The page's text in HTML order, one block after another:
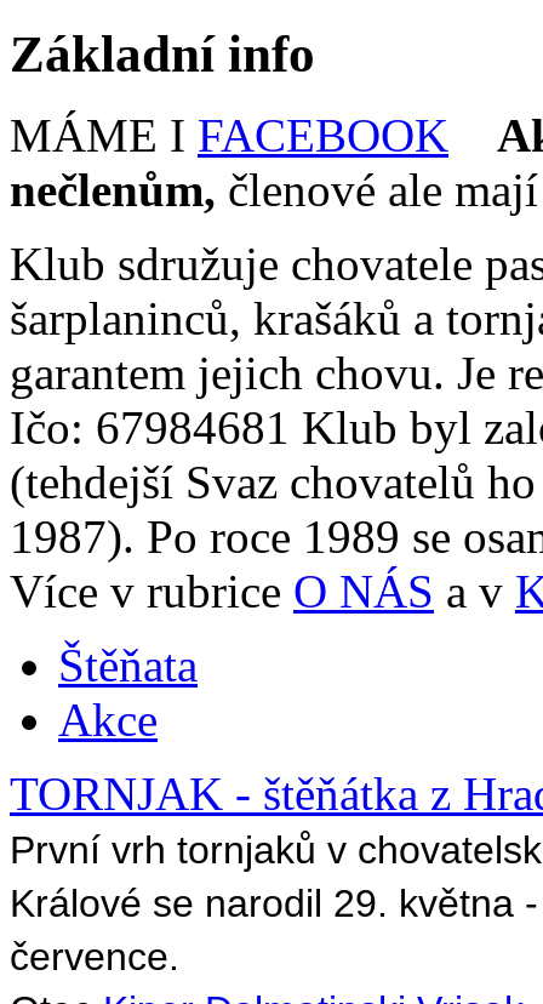
Základní info
MÁME I FACEBOOK
nečlenům, členové ale
Klub sdružuje chovatele
šarplaninců, krašáků a
garantem jejich chovu. Je
Ičo: 67984681 Klub byl
(tehdejší Svaz chovatelů
1987). Po roce 1989 se
Více v rubrice O NÁS a v
Štěňata
Akce
TORNJAK - štěňátka z
První vrh tornjaků v
Králové se narodil 29. května
července.